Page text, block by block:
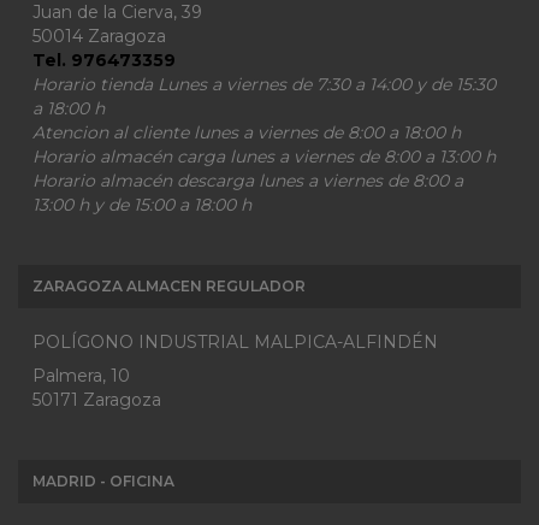
Juan de la Cierva, 39
50014 Zaragoza
Tel. 976473359
Horario tienda Lunes a viernes de 7:30 a 14:00 y de 15:30
a 18:00 h
Atencion al cliente lunes a viernes de 8:00 a 18:00 h
Horario almacén carga lunes a viernes de 8:00 a 13:00 h
Horario almacén descarga lunes a viernes de 8:00 a
13:00 h y de 15:00 a 18:00 h
ZARAGOZA ALMACEN REGULADOR
POLÍGONO INDUSTRIAL MALPICA-ALFINDÉN
Palmera, 10
50171 Zaragoza
MADRID - OFICINA